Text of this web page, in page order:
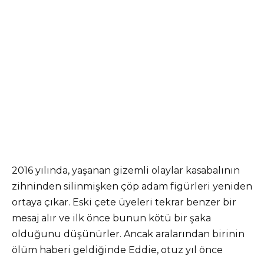
2016 yılında, yaşanan gizemli olaylar kasabalının
zihninden silinmişken çöp adam figürleri yeniden
ortaya çıkar. Eski çete üyeleri tekrar benzer bir
mesaj alır ve ilk önce bunun kötü bir şaka
olduğunu düşünürler. Ancak aralarından birinin
ölüm haberi geldiğinde Eddie, otuz yıl önce